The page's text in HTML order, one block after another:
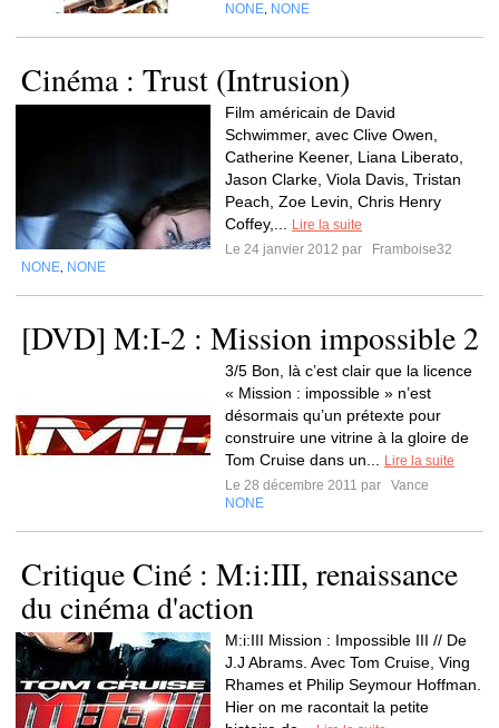
NONE NONE
Cinéma : Trust (Intrusion)
Film américain de David
Schwimmer, avec Clive Owen,
Catherine Keener, Liana Liberato,
Jason Clarke, Viola Davis, Tristan
Peach, Zoe Levin, Chris Henry
Coffey,...
Lire la suite
Le 24 janvier 2012 par
Framboise32
NONE NONE
[DVD] M:I-2 : Mission impossible 2
3/5 Bon, là c’est clair que la licence
« Mission : impossible » n’est
désormais qu’un prétexte pour
construire une vitrine à la gloire de
Tom Cruise dans un...
Lire la suite
Le 28 décembre 2011 par
Vance
NONE
Critique Ciné : M:i:III, renaissance
du cinéma d'action
M:i:III Mission : Impossible III // De
J.J Abrams. Avec Tom Cruise, Ving
Rhames et Philip Seymour Hoffman.
Hier on me racontait la petite